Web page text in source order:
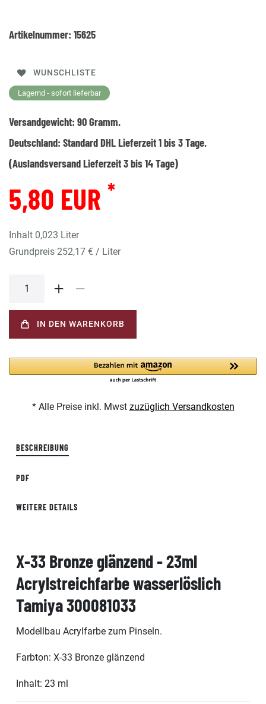
Artikelnummer: 15625
WUNSCHLISTE
Lagernd - sofort lieferbar
Versandgewicht: 90Gramm.
Deutschland: Standard DHL Lieferzeit 1 bis 3 Tage.
(Auslandsversand Lieferzeit 3 bis 14 Tage)
5,80 EUR *
Inhalt 0,023 Liter
Grundpreis 252,17 € / Liter
IN DEN WARENKORB
* Alle Preise inkl. Mwst zuzüglich Versandkosten
BESCHREIBUNG
PDF
WEITERE DETAILS
X-33 Bronze glänzend - 23ml
Acrylstreichfarbe wasserlöslich
Tamiya 300081033
Modellbau Acrylfarbe zum Pinseln.
Farbton: X-33 Bronze glänzend
Inhalt: 23 ml